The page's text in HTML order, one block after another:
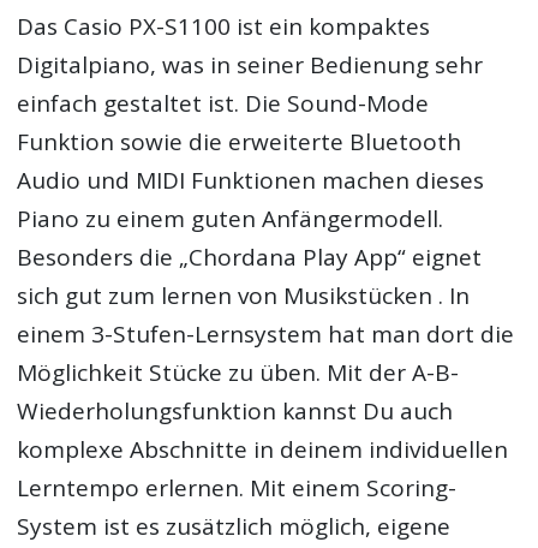
Das Casio PX-S1100 ist ein kompaktes
Digitalpiano, was in seiner Bedienung sehr
einfach gestaltet ist. Die Sound-Mode
Funktion sowie die erweiterte Bluetooth
Audio und MIDI Funktionen machen dieses
Piano zu einem guten Anfängermodell.
Besonders die „Chordana Play App“ eignet
sich gut zum lernen von Musikstücken . In
einem 3-Stufen-Lernsystem hat man dort die
Möglichkeit Stücke zu üben. Mit der A-B-
Wiederholungsfunktion kannst Du auch
komplexe Abschnitte in deinem individuellen
Lerntempo erlernen. Mit einem Scoring-
System ist es zusätzlich möglich, eigene